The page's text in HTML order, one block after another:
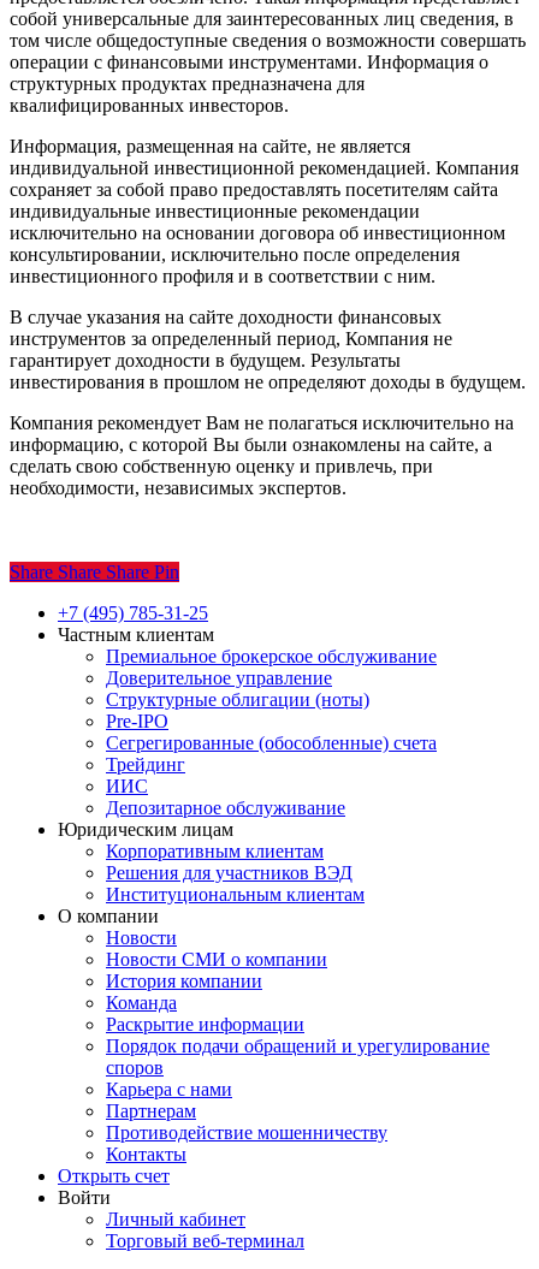
собой универсальные для заинтересованных лиц сведения, в
том числе общедоступные сведения о возможности совершать
операции с финансовыми инструментами. Информация о
структурных продуктах предназначена для
квалифицированных инвесторов.
Информация, размещенная на сайте, не является
индивидуальной инвестиционной рекомендацией. Компания
сохраняет за собой право предоставлять посетителям сайта
индивидуальные инвестиционные рекомендации
исключительно на основании договора об инвестиционном
консультировании, исключительно после определения
инвестиционного профиля и в соответствии с ним.
В случае указания на сайте доходности финансовых
инструментов за определенный период, Компания не
гарантирует доходности в будущем. Результаты
инвестирования в прошлом не определяют доходы в будущем.
Компания рекомендует Вам не полагаться исключительно на
информацию, с которой Вы были ознакомлены на сайте, а
сделать свою собственную оценку и привлечь, при
необходимости, независимых экспертов.
Share
Share Share Share Pin
Close
Menu
+7 (495) 785-31-25
Частным клиентам
Премиальное брокерское обслуживание
Доверительное управление
Структурные облигации (ноты)
Pre-IPO
Сегрегированные (обособленные) счета
Трейдинг
ИИС
Депозитарное обслуживание
Юридическим лицам
Корпоративным клиентам
Решения для участников ВЭД
Институциональным клиентам
О компании
Новости
Новости СМИ о компании
История компании
Команда
Раскрытие информации
Порядок подачи обращений и урегулирование
споров
Карьера с нами
Партнерам
Противодействие мошенничеству
Контакты
Открыть счет
Войти
Личный кабинет
Торговый веб-терминал